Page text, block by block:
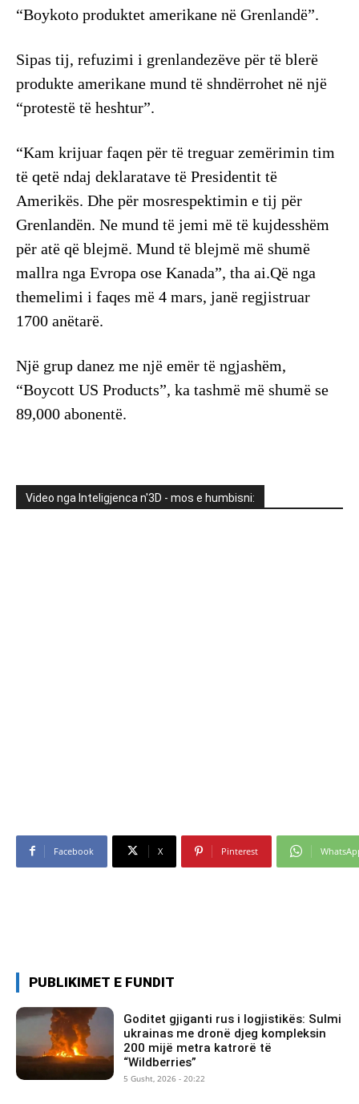
“Boykoto produktet amerikane në Grenlandë”.
Sipas tij, refuzimi i grenlandezëve për të blerë
produkte amerikane mund të shndërrohet në një
“protestë të heshtur”.
“Kam krijuar faqen për të treguar zemërimin tim
të qetë ndaj deklaratave të Presidentit të
Amerikës. Dhe për mosrespektimin e tij për
Grenlandën. Ne mund të jemi më të kujdesshëm
për atë që blejmë. Mund të blejmë më shumë
mallra nga Evropa ose Kanada”, tha ai.Që nga
themelimi i faqes më 4 mars, janë regjistruar
1700 anëtarë.
Një grup danez me një emër të ngjashëm,
“Boycott US Products”, ka tashmë më shumë se
89,000 abonentë.
Video nga Inteligjenca n'3D - mos e humbisni:
Facebook X Pinterest
PUBLIKIMET E FUNDIT
Goditet gjiganti rus i logjistikës: Sulmi
ukrainas me dronë djeg kompleksin
200 mijë metra katrorë të
“Wildberries”
5 Gusht, 2026 - 20:22